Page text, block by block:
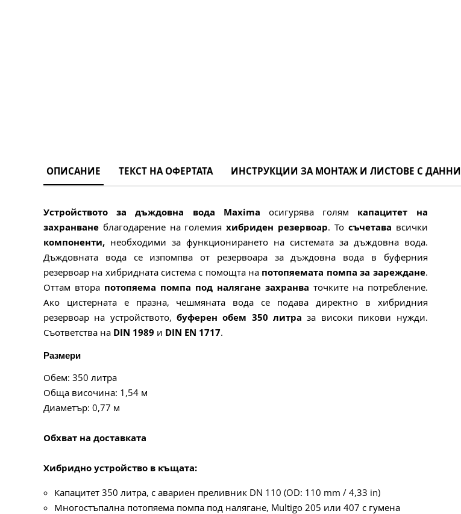
ОПИСАНИЕ ТЕКСТ НА ОФЕРТАТА ИНСТРУКЦИИ ЗА МОНТАЖ И ЛИСТОВЕ С ДАННИ
Устройството за дъждовна вода Maxima осигурява голям капацитет на
захранване благодарение на големияхибриден резервоар. То съчетава всички
компоненти, необходими за функционирането на системата за дъждовна вода.
Дъждовната вода се изпомпва от резервоара за дъждовна вода в буферния
резервоар на хибридната система с помощта на потопяемата помпа за зареждане.
Оттам втора потопяема помпа под налягане захранва точките на потребление.
Ако цистерната е празна, чешмяната вода се подава директно в хибридния
резервоар на устройството,буферен обем 350 литра за високи пикови нужди.
Съответства на DIN 1989 и DIN EN 1717.
Размери
Обем: 350 литра
Обща височина: 1,54 м
Диаметър: 0,77 м
Обхват на доставката
Хибридно устройство в къщата:
Капацитет 350 литра, с авариен преливник DN 110 (OD: 110 mm / 4,33 in)
Многостъпална потопяема помпа под налягане, Multigo 205 или 407 с гумена